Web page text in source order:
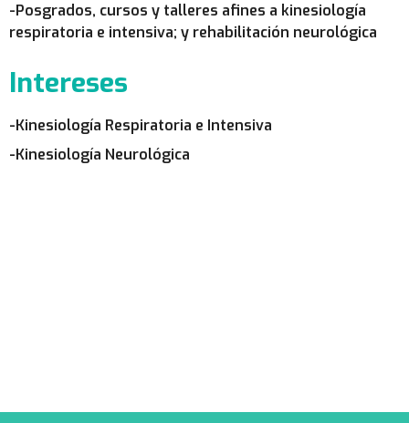
-Posgrados, cursos y talleres afines a kinesiología
respiratoria e intensiva; y rehabilitación neurológica
Intereses
-Kinesiología Respiratoria e Intensiva
-Kinesiología Neurológica